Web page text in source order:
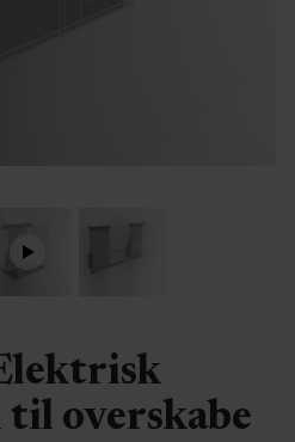
overskabe